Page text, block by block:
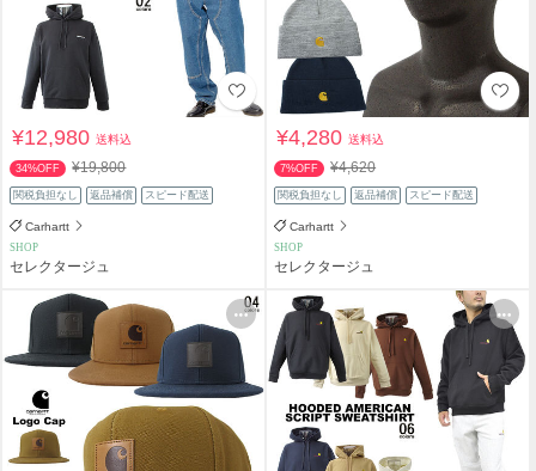
¥12,980送料込
34%OFF ¥19,800
関税負担なし 返品補償 スピード配送
Carhartt
SHOP
セレクタージュ
¥4,280送料込
7%OFF ¥4,620
関税負担なし 返品補償 スピード配送
Carhartt
SHOP
セレクタージュ